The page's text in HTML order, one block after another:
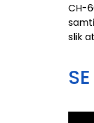
CH-
slik